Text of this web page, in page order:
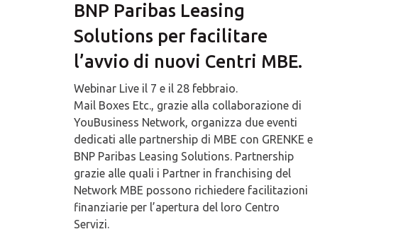
BNP Paribas Leasing
Solutions per facilitare
l’avvio di nuovi Centri MBE.
Webinar Live il 7 e il 28 febbraio.
Mail Boxes Etc., grazie alla collaborazione di
YouBusiness Network, organizza due eventi
dedicati alle partnership di MBE con GRENKE e
BNP Paribas Leasing Solutions. Partnership
grazie alle quali i Partner in franchising del
Network MBE possono richiedere facilitazioni
finanziarie per l’apertura del loro Centro
Servizi.